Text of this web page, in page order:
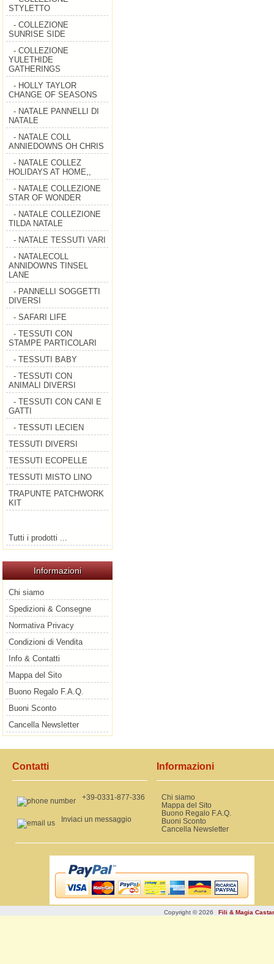
STYLETTO
- COLLEZIONE
SUNRISE SIDE
- COLLEZIONE
YULETHIDE
GATHERINGS
- HOLLY TAYLOR
CHANGE OF SEASONS
- NATALE PANNELLI DI
NATALE
- NATALE COLL
ANNIEDOWNS OH CHRIS
- NATALE COLLEZ
HOLIDAYS AT HOME,,
- NATALE COLLEZIONE
STAR OF WONDER
- NATALE COLLEZIONE
TILDA NATALE
- NATALE TESSUTI VARI
- NATALECOLL
ANNIDOWNS TINSEL
LANE
- PANNELLI SOGGETTI
DIVERSI
- SAFARI LIFE
- TESSUTI CON
STAMPE PARTICOLARI
- TESSUTI BABY
- TESSUTI CON
ANIMALI DIVERSI
- TESSUTI CON CANI E
GATTI
- TESSUTI LECIEN
TESSUTI DIVERSI
TESSUTI ECOPELLE
TESSUTI MISTO LINO
TRAPUNTE PATCHWORK
KIT
Tutti i prodotti ...
Informazioni
Chi siamo
Spedizioni & Consegne
Normativa Privacy
Condizioni di Vendita
Info & Contatti
Mappa del Sito
Buono Regalo F.A.Q.
Buoni Sconto
Cancella Newsletter
Contatti
+39-0331-877-336
Inviaci un messaggio
Informazioni
Chi siamo
Mappa del Sito
Buono Regalo F.A.Q.
Buoni Sconto
Cancella Newsletter
Copyright © 2026 Fili & Magia